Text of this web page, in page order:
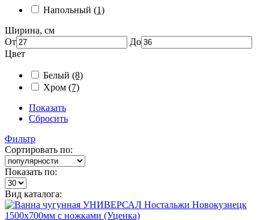
Напольный (1)
Ширина, см
От
До
Цвет
Белый (8)
Хром (7)
Показать
Сбросить
Фильтр
Сортировать по:
Показать по:
Вид каталога: